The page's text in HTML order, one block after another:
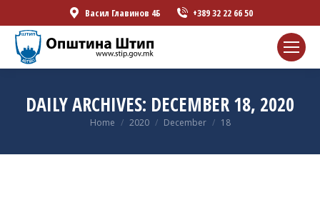
Васил Главинов 4Б +389 32 22 66 50
DAILY ARCHIVES: DECEMBER 18, 2020
You are here:
Home 2020 December 18